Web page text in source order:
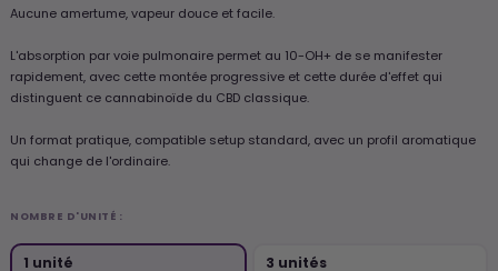
Aucune amertume, vapeur douce et facile.
L'absorption par voie pulmonaire permet au 10-OH+ de se manifester
rapidement, avec cette montée progressive et cette durée d'effet qui
distinguent ce cannabinoïde du CBD classique.
Un format pratique, compatible setup standard, avec un profil aromatique
qui change de l'ordinaire.
NOMBRE D'UNITÉ :
1 unité 3 unités